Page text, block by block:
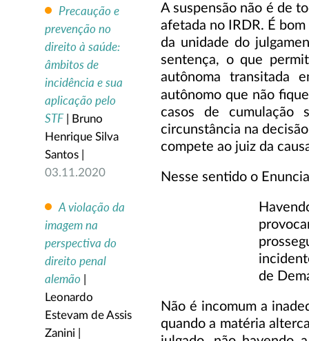
Precaução e
prevenção no
direito à saúde:
âmbitos de
incidência e sua
aplicação pelo
STF | Bruno
Henrique Silva
Santos |
03.11.2020
A violação da
imagem na
perspectiva do
direito penal
alemão
Leonardo
Estevam de Assis
Zanini |
A suspensão não é de
afetada no IRDR. É
da unidade do
sentença, o que
autônoma transitada
autônomo que não
casos de cumulação
circunstância na
compete ao juiz da
Nesse sentido o
de
Não é incomum a
quando a matéria